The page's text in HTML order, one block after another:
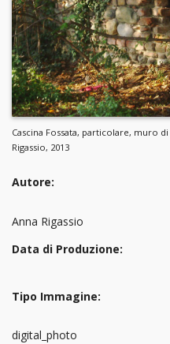
Cascina Fossata, particolare, muro
Rigassio, 2013
Autore:
Anna Rigassio
Data di Produzione:
Tipo Immagine:
digital_photo